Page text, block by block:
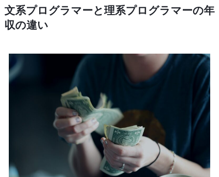
文系プログラマーと理系プログラマーの年
収の違い